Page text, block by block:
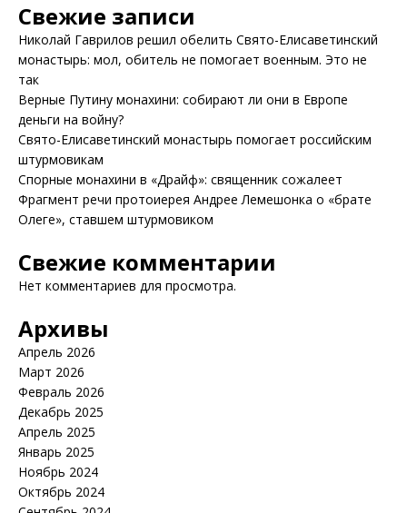
Свежие записи
Николай Гаврилов решил обелить Свято-Елисаветинский
монастырь: мол, обитель не помогает военным. Это не
так
Верные Путину монахини: собирают ли они в Европе
деньги на войну?
Свято-Елисаветинский монастырь помогает российским
штурмовикам
Спорные монахини в «Драйф»: священник сожалеет
Фрагмент речи протоиерея Андрее Лемешонка о «брате
Олеге», ставшем штурмовиком
Свежие комментарии
Нет комментариев для просмотра.
Архивы
Апрель 2026
Март 2026
Февраль 2026
Декабрь 2025
Апрель 2025
Январь 2025
Ноябрь 2024
Октябрь 2024